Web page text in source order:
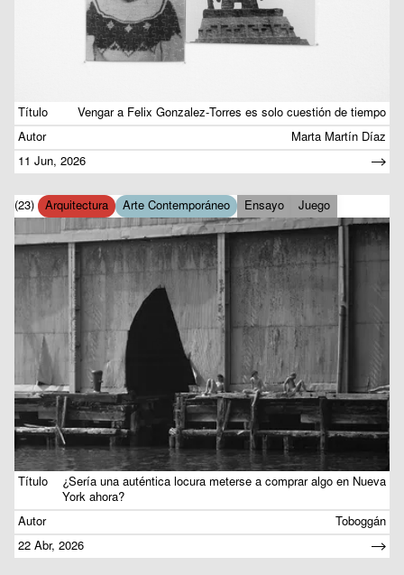
Título
Vengar a Felix Gonzalez-Torres es solo cuestión de tiempo
Autor
Marta Martín Díaz
11 Jun, 2026
(23) Arquitectura Arte Contemporáneo Ensayo Juego
Título
¿Sería una auténtica locura meterse a comprar algo en Nueva
York ahora?
Autor
Toboggán
22 Abr, 2026